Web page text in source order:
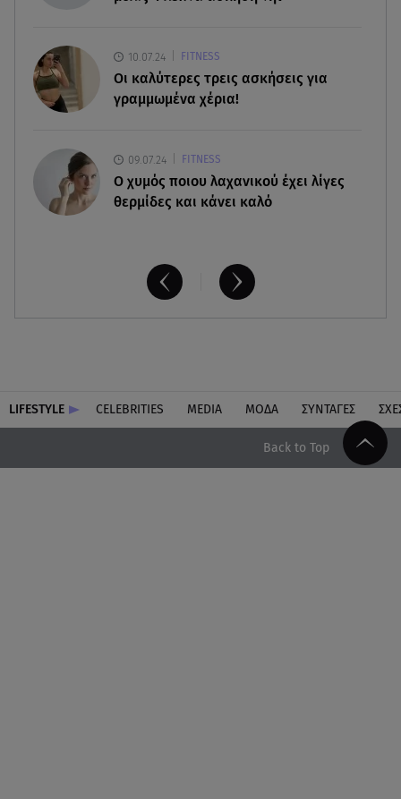
από μεζονέτα10.07.24 FITNESS
Οι καλύτερες τρεις ασκήσεις για
γραμμωμένα χέρια!
09.07.24 FITNESS
O χυμός ποιου λαχανικού έχει λίγες
θερμίδες και κάνει καλό
LIFESTYLE CELEBRITIES MEDIA ΜΟΔΑ ΣΥΝΤΑΓΕΣ
Back to Top